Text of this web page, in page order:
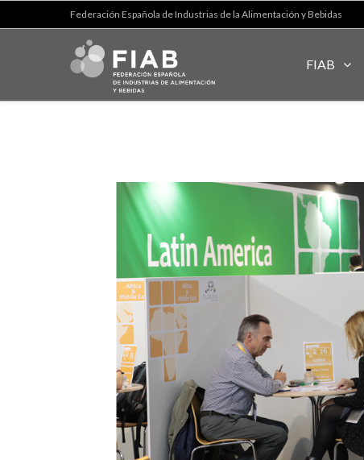
Federación Española de Industrias de la Alimentación y Bebidas
FIAB